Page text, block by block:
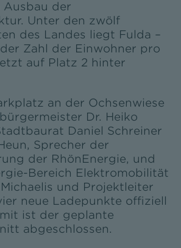
Ausbau der
Unter den zwölf
des Landes liegt Fulda –
Zahl der Einwohner pro
auf Platz 2 hinter
an der Ochsenwiese
Dr. Heiko
Daniel Schreiner
Sprecher der
der RhönEnergie, und
Bereich Elektromobilität
und Projektleiter
neue Ladepunkte offiziell
ist der geplante
abgeschlossen.